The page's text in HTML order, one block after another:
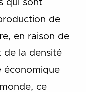
qui sont
de
en raison de
de la densité
économique
ce